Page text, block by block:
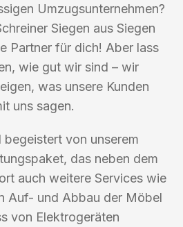
Umzugsunternehmen?
Siegen aus Siegen
Partner für dich! Aber lass
wie gut wir sind – wir
was unsere Kunden
uns sagen.
begeistert von unserem
das neben dem
auch weitere Services wie
Auf- und Abbau der Möbel
von Elektrogeräten